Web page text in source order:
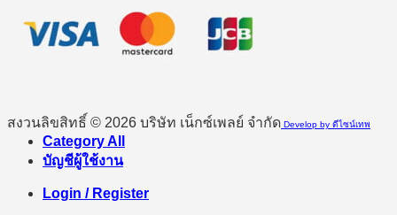
สงวนลิขสิทธิ์ © 2026 บริษัท เน็กซ์เพลย์ จำกัด Develop by ดีไซน์เทพ
Category All
บัญชีผู้ใช้งาน
Login / Register